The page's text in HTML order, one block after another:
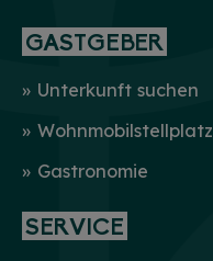
GASTGEBER
Unterkunft suchen
Wohnmobilstellplatz
Gastronomie
SERVICE